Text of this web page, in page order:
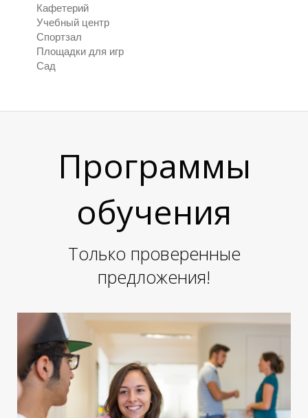
П
Кафетерий
Учебный центр
Спортзал
Площадки для игр
Сад
Программы
обучения
Только проверенные
предложения!
П